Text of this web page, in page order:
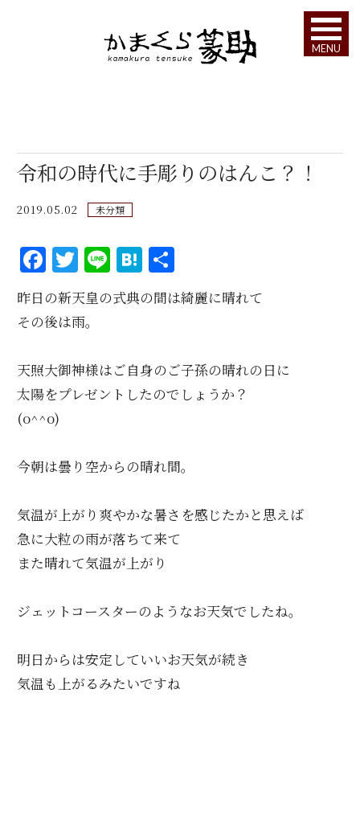
MENU
令和の時代に手彫りのはんこ？！
2019.05.02 未分類
F
a
c
e
b
o
o
k
T
w
it
te
r
Li
n
e
H
at
e
a
有
昨日の新天皇の式典の間は綺麗に晴れて
その後は雨。
天照大御神様はご自身のご子孫の晴れの日に
太陽をプレゼントしたのでしょうか？
(o^^o)
今朝は曇り空からの晴れ間。
気温が上がり爽やかな暑さを感じたかと思えば
急に大粒の雨が落ちて来て
また晴れて気温が上がり
ジェットコースターのようなお天気でしたね。
明日からは安定していいお天気が続き
気温も上がるみたいですね